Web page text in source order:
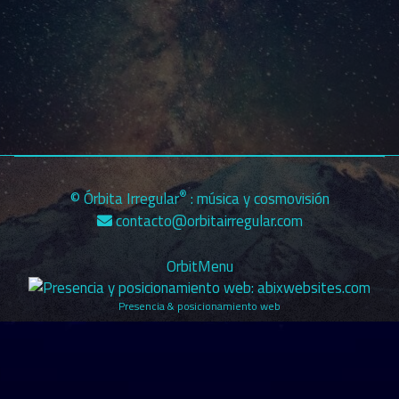
Sustituye Chrome por CryptoTab y comienza a minar
Bitcoin mientras navegas. Nunca antes fue más fácil.
Comparte tu link y crea tu propia red de minado.
Comienza YA.
© Órbita Irregular®: música y cosmovisión
contacto@orbitairregular.com
OrbitMenu
Presencia & posicionamiento web